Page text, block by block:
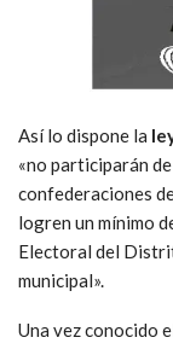
Así lo dispone la
«no participarán
confederaciones
logren un mínimo
Electoral del
municipal».
Una vez conocido